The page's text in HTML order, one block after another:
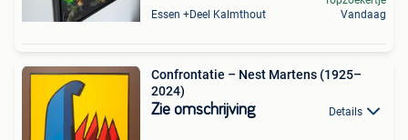
Essen +Deel Kalmthout
Vandaag
Confrontatie – Nest Martens (1925–
2024)
Zie omschrijving Details